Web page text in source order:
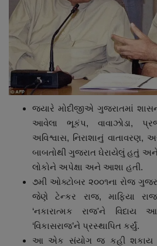
જ્યારે મોદીજીએ ગુજરાતમાં
આવેલા ભૂકંપ, વાવાઝોડા,
અવિશ્વાસ, નિરાશાનું વાતાવરણ,
બાબતોથી ગુજરાત ઘેરાયેલું હતું
લોકોને અપેક્ષા અને આશા હતી.
૭મી ઓક્ટોબર ૨૦૦૧ના રોજ
જેણે ટેન્કર રાજ, માફિયા
‘નકારાત્મક રાજ'ને વિદાય
‘વિકાસરાજ’ને પ્રસ્થાપિત કર્યું.
આ એક સંયોગ જ કહી શકાય કે